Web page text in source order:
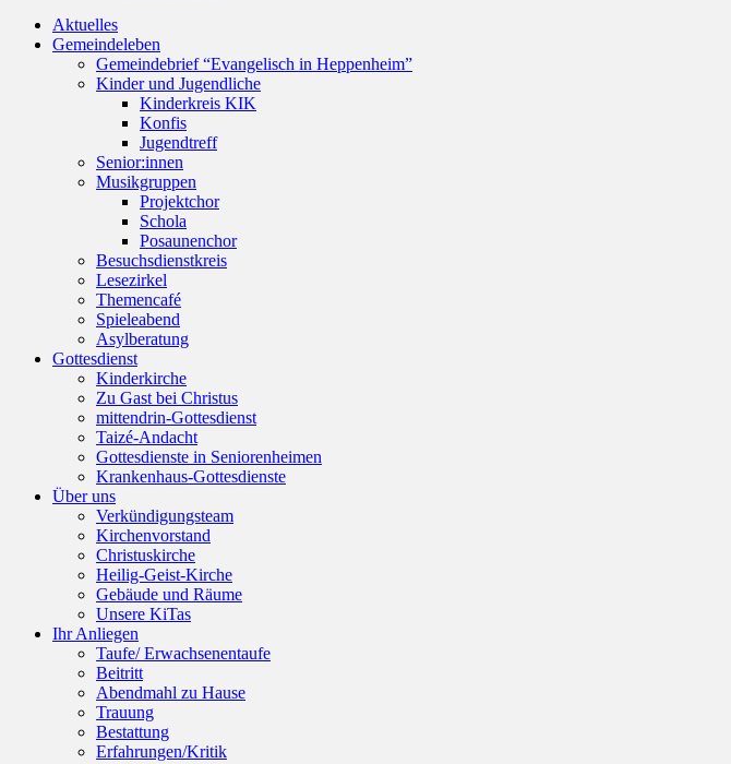
oben
scrollen
Aktuelles
Gemeindeleben
Gemeindebrief “Evangelisch in Heppenheim”
Kinder und Jugendliche
Kinderkreis KIK
Konfis
Jugendtreff
Senior:innen
Musikgruppen
Projektchor
Schola
Posaunenchor
Besuchsdienstkreis
Lesezirkel
Themencafé
Spieleabend
Asylberatung
Gottesdienst
Kinderkirche
Zu Gast bei Christus
mittendrin-Gottesdienst
Taizé-Andacht
Gottesdienste in Seniorenheimen
Krankenhaus-Gottesdienste
Über uns
Verkündigungsteam
Kirchenvorstand
Christuskirche
Heilig-Geist-Kirche
Gebäude und Räume
Unsere KiTas
Ihr Anliegen
Taufe/ Erwachsenentaufe
Beitritt
Abendmahl zu Hause
Trauung
Bestattung
Erfahrungen/Kritik